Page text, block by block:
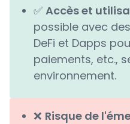
✅ Accès et
possible avec
DeFi et Dapps
paiements, etc.,
environnement.
❌ Risque de